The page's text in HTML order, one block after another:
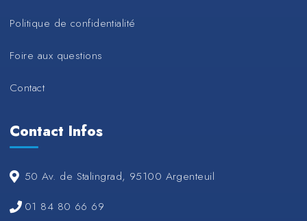
Politique de confidentialité
Foire aux questions
Contact
Contact Infos
50 Av. de Stalingrad, 95100 Argenteuil
01 84 80 66 69